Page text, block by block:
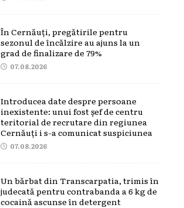
În Cernăuți, pregătirile pentru
sezonul de încălzire au ajuns la un
grad de finalizare de 79%
07.08.2026
Introducea date despre persoane
inexistente: unui fost șef de centru
teritorial de recrutare din regiunea
Cernăuți i s-a comunicat suspiciunea
07.08.2026
Un bărbat din Transcarpatia, trimis în
judecată pentru contrabanda a 6 kg de
cocaină ascunse în detergent